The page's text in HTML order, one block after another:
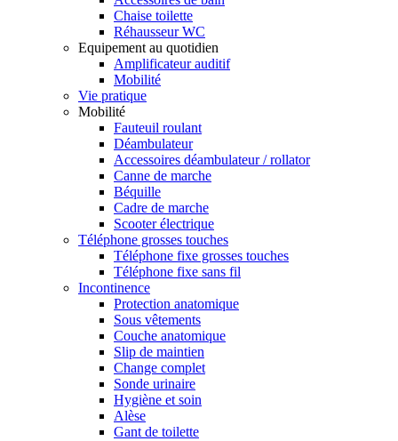
Chaise toilette
Réhausseur WC
Equipement au quotidien
Amplificateur auditif
Mobilité
Vie pratique
Mobilité
Fauteuil roulant
Déambulateur
Accessoires déambulateur / rollator
Canne de marche
Béquille
Cadre de marche
Scooter électrique
Téléphone grosses touches
Téléphone fixe grosses touches
Téléphone fixe sans fil
Incontinence
Protection anatomique
Sous vêtements
Couche anatomique
Slip de maintien
Change complet
Sonde urinaire
Hygiène et soin
Alèse
Gant de toilette